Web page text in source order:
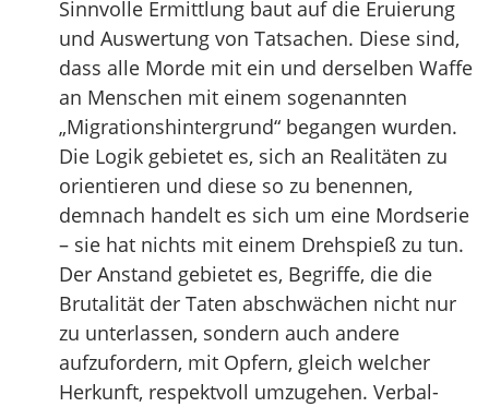
Sinnvolle Ermittlung baut auf die Eruierung
und Auswertung von Tatsachen. Diese sind,
dass alle Morde mit ein und derselben Waffe
an Menschen mit einem sogenannten
„Migrationshintergrund“ begangen wurden.
Die Logik gebietet es, sich an Realitäten zu
orientieren und diese so zu benennen,
demnach handelt es sich um eine Mordserie
– sie hat nichts mit einem Drehspieß zu tun.
Der Anstand gebietet es, Begriffe, die die
Brutalität der Taten abschwächen nicht nur
zu unterlassen, sondern auch andere
aufzufordern, mit Opfern, gleich welcher
Herkunft, respektvoll umzugehen. Verbal-